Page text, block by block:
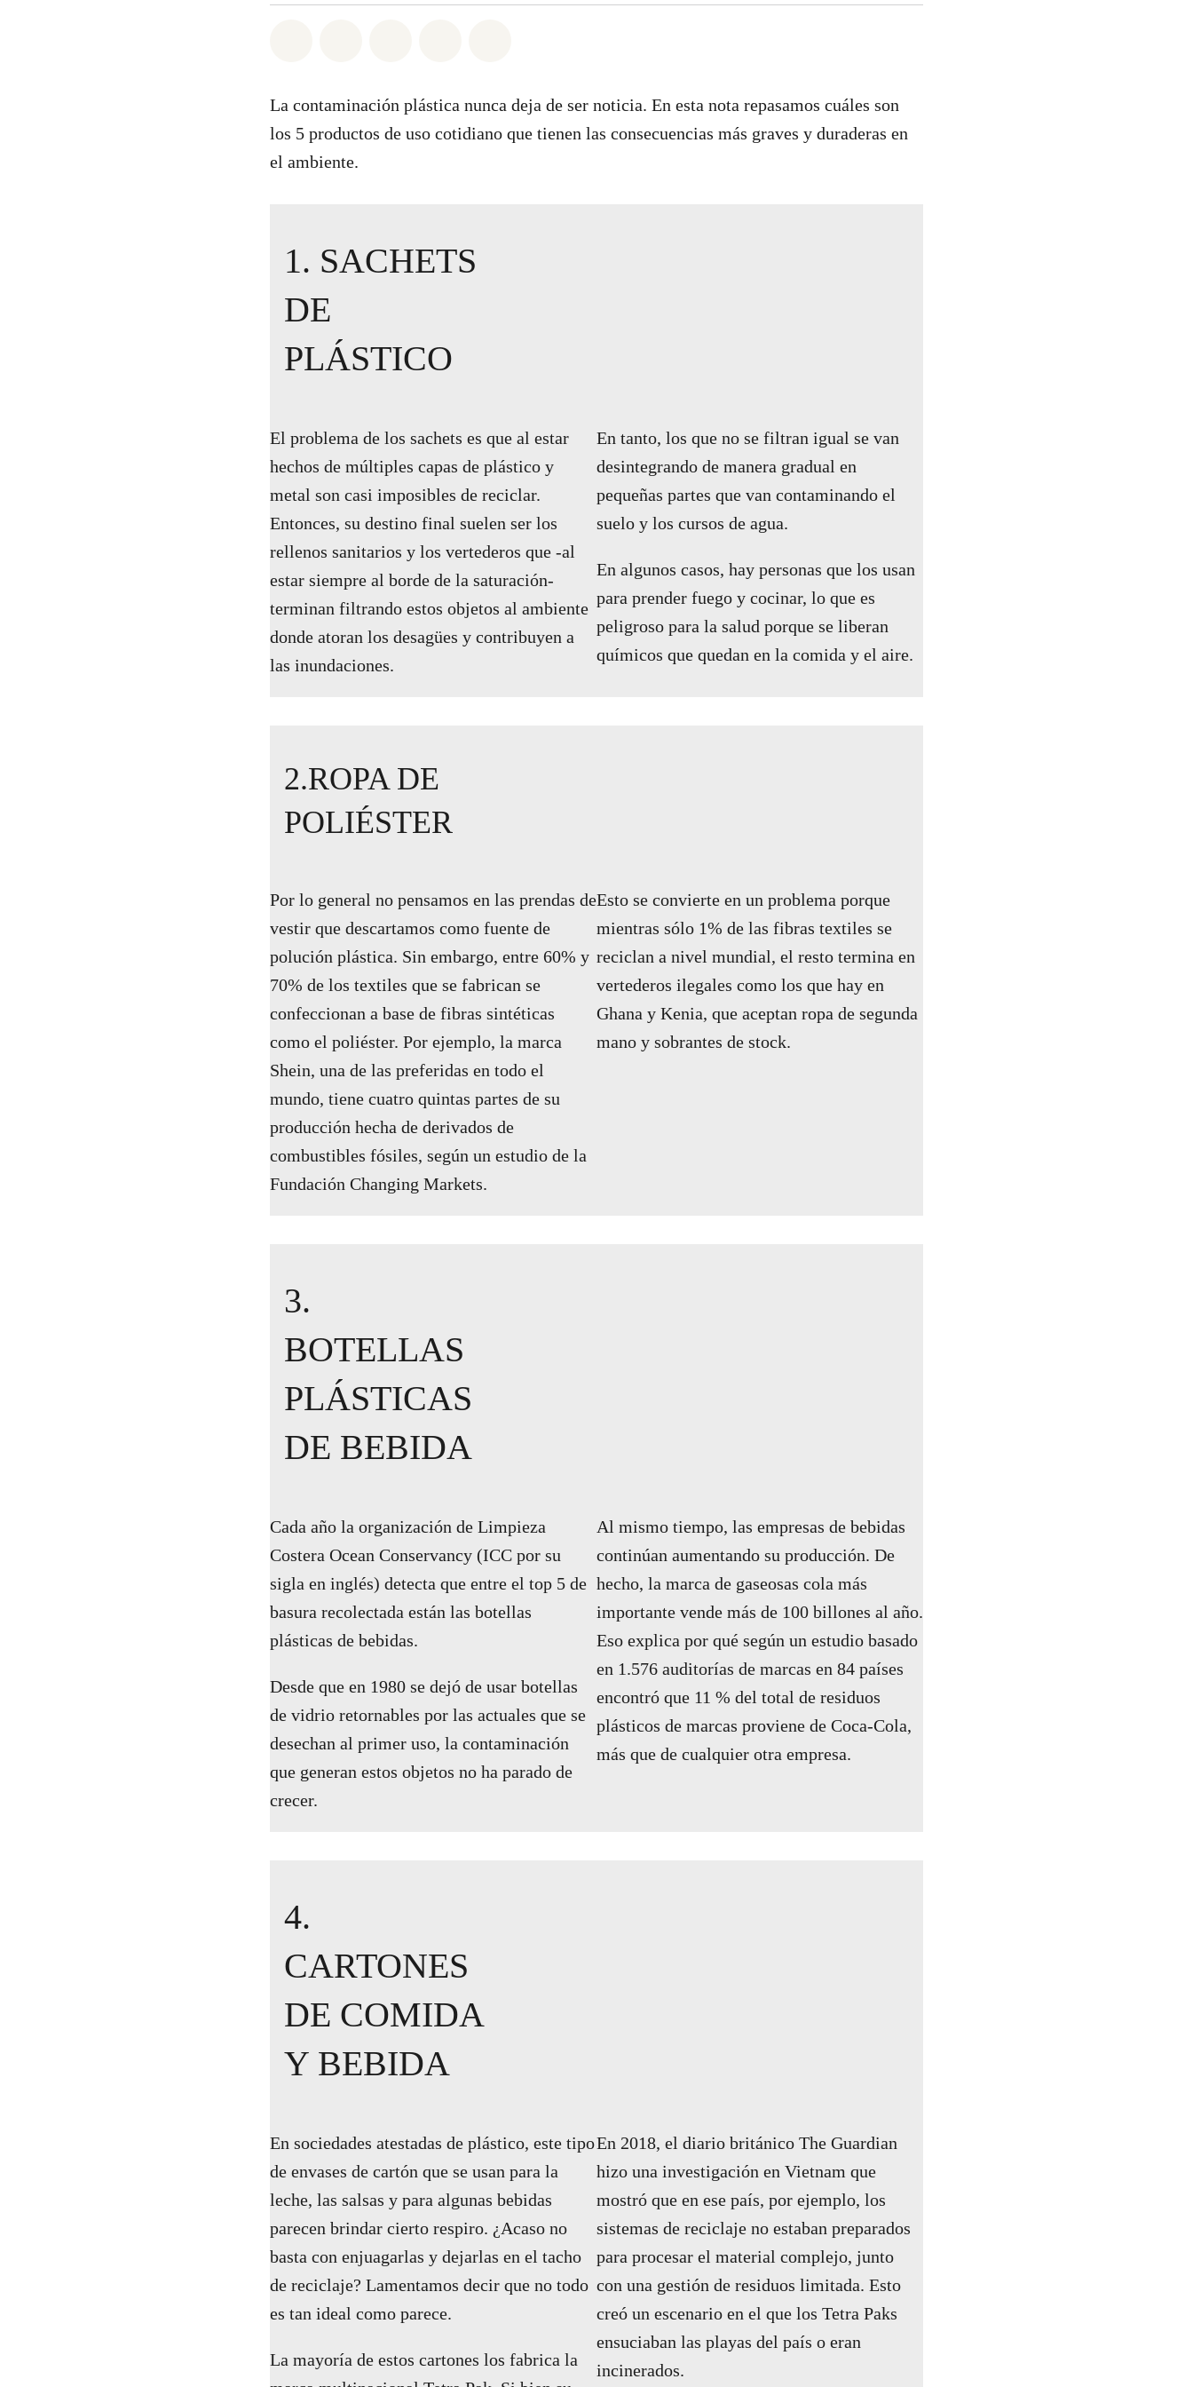
La contaminación plástica nunca deja de ser noticia. En esta nota repasamos cuáles son
los 5 productos de uso cotidiano que tienen las consecuencias más graves y duraderas en
el ambiente.
1. SACHETS
DE
PLÁSTICO
El problema de los sachets es que al estar
hechos de múltiples capas de plástico y
metal son casi imposibles de reciclar.
Entonces, su destino final suelen ser los
rellenos sanitarios y los vertederos que -al
estar siempre al borde de la saturación-
terminan filtrando estos objetos al ambiente
donde atoran los desagües y contribuyen a
las inundaciones.
En tanto, los que no se filtran igual se van
desintegrando de manera gradual en
pequeñas partes que van contaminando el
suelo y los cursos de agua.
En algunos casos, hay personas que los usan
para prender fuego y cocinar, lo que es
peligroso para la salud porque se liberan
químicos que quedan en la comida y el aire.
2.ROPA DE
POLIÉSTER
Por lo general no pensamos en las prendas de
vestir que descartamos como fuente de
polución plástica. Sin embargo, entre 60% y
70% de los textiles que se fabrican se
confeccionan a base de fibras sintéticas
como el poliéster. Por ejemplo, la marca
Shein, una de las preferidas en todo el
mundo, tiene cuatro quintas partes de su
producción hecha de derivados de
combustibles fósiles, según un estudio de la
Fundación Changing Markets.
Esto se convierte en un problema porque
mientras sólo 1% de las fibras textiles se
reciclan a nivel mundial, el resto termina en
vertederos ilegales como los que hay en
Ghana y Kenia, que aceptan ropa de segunda
mano y sobrantes de stock.
3.
BOTELLAS
PLÁSTICAS
DE BEBIDA
Cada año la organización de Limpieza
Costera Ocean Conservancy (ICC por su
sigla en inglés) detecta que entre el top 5 de
basura recolectada están las botellas
plásticas de bebidas.
Desde que en 1980 se dejó de usar botellas
de vidrio retornables por las actuales que se
desechan al primer uso, la contaminación
que generan estos objetos no ha parado de
crecer.
Al mismo tiempo, las empresas de bebidas
continúan aumentando su producción. De
hecho, la marca de gaseosas cola más
importante vende más de 100 billones al año.
Eso explica por qué según un estudio basado
en 1.576 auditorías de marcas en 84 países
encontró que 11 % del total de residuos
plásticos de marcas proviene de Coca-Cola,
más que de cualquier otra empresa.
4.
CARTONES
DE COMIDA
Y BEBIDA
En sociedades atestadas de plástico, este tipo
de envases de cartón que se usan para la
leche, las salsas y para algunas bebidas
parecen brindar cierto respiro. ¿Acaso no
basta con enjuagarlas y dejarlas en el tacho
de reciclaje? Lamentamos decir que no todo
es tan ideal como parece.
La mayoría de estos cartones los fabrica la
En 2018, el diario británico The Guardian
hizo una investigación en Vietnam que
mostró que en ese país, por ejemplo, los
sistemas de reciclaje no estaban preparados
para procesar el material complejo, junto
con una gestión de residuos limitada. Esto
creó un escenario en el que los Tetra Paks
ensuciaban las playas del país o eran
incinerados.